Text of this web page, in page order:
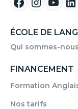
ÉCOLE DE
Qui sommes-
FINANCEMENT
Formation
Nos tarifs